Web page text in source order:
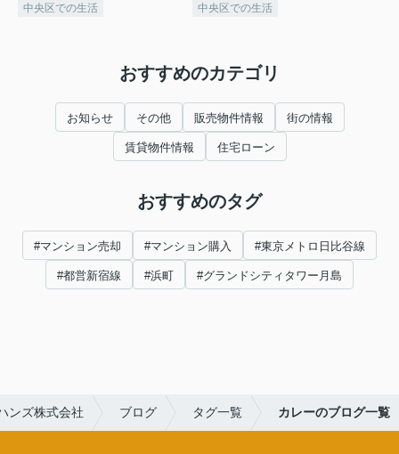
中央区での生活
中央区での生活
おすすめのカテゴリ
お知らせ その他 販売物件情報 街の情報
賃貸物件情報 住宅ローン
おすすめのタグ
#マンション売却 #マンション購入 #東京メトロ日比谷線
#都営新宿線 #浜町 #グランドシティタワー月島
ンズ株式会社 ブログ タグ一覧 カレーのブログ一覧